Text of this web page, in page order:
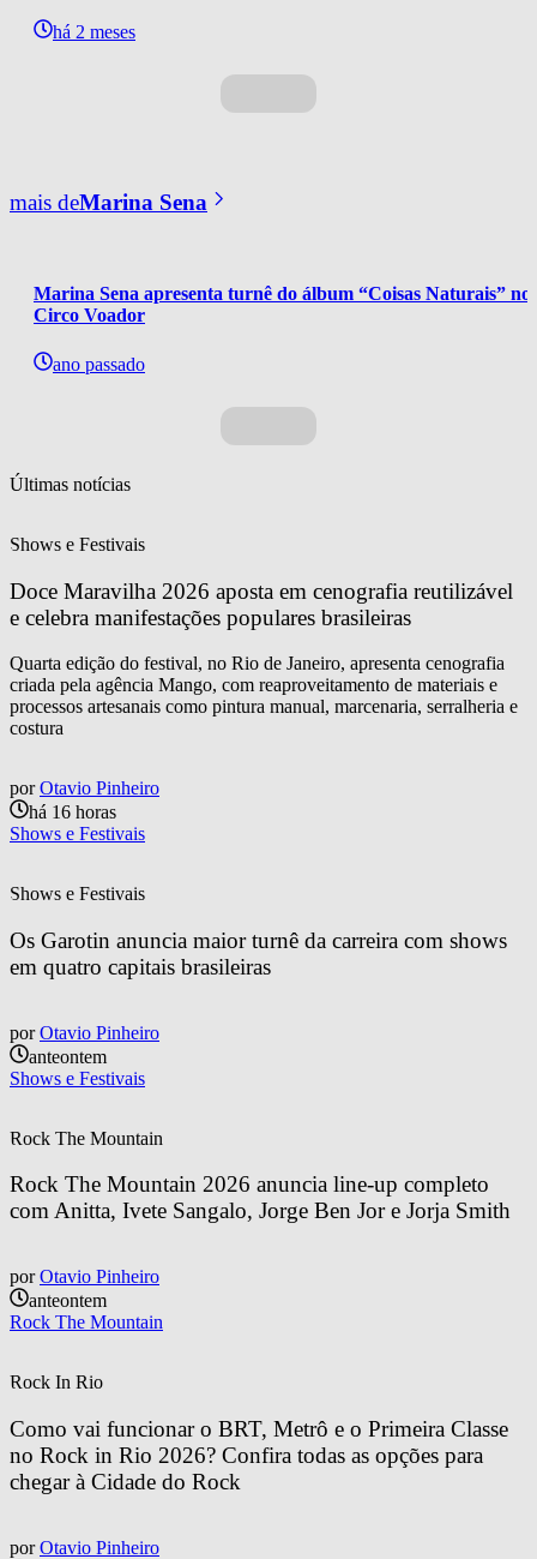
há 2 meses
mais deMarina Sena
Marina Sena apresenta turnê do álbum “Coisas Naturais” no
Circo Voador
ano passado
Últimas notícias
Shows e Festivais
Doce Maravilha 2026 aposta em cenografia reutilizável
e celebra manifestações populares brasileiras
Quarta edição do festival, no Rio de Janeiro, apresenta cenografia
criada pela agência Mango, com reaproveitamento de materiais e
processos artesanais como pintura manual, marcenaria, serralheria e
costura
por Otavio Pinheiro
há 16 horas
Shows e Festivais
Shows e Festivais
Os Garotin anuncia maior turnê da carreira com shows
em quatro capitais brasileiras
por Otavio Pinheiro
anteontem
Shows e Festivais
Rock The Mountain
Rock The Mountain 2026 anuncia line-up completo
com Anitta, Ivete Sangalo, Jorge Ben Jor e Jorja Smith
por Otavio Pinheiro
anteontem
Rock The Mountain
Rock In Rio
Como vai funcionar o BRT, Metrô e o Primeira Classe
no Rock in Rio 2026? Confira todas as opções para
chegar à Cidade do Rock
por Otavio Pinheiro